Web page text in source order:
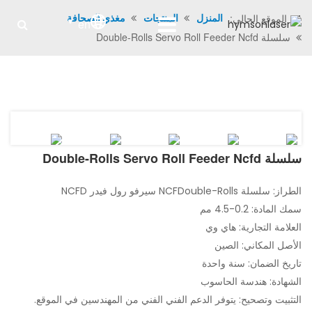
en الموقع الحالي: المنزل المنتجات
مغذي الصحافة
سلسلة Double-Rolls Servo Roll Feeder Ncfd
سلسلة Double-Rolls Servo Roll Feeder Ncfd
الطراز: سلسلة NCFDouble-Rolls سيرفو رول فيدر NCFD
سمك المادة: 0.2-4.5 مم
العلامة التجارية: هاي وي
الأصل المكاني: الصين
تاريخ الضمان: سنة واحدة
الشهادة: هندسة الحاسوب
التثبيت وتصحيح: يتوفر الدعم الفني الفني من المهندسين في الموقع.